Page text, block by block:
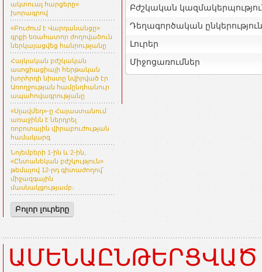
ակտուալ հարցերը»
խորագրով
«Բուժում է Վարդանանցը»
գրքի եռահատոր ժողովածուն
ներկայացվեց հանրությանը
Հայկական բժշկական
ասոցիացիայի հերթական
խորհրդի նիստը նվիրված էր
Առողջության համընդհանուր
ապահովագրությանը
«Սլավմեդ»-ը Հայաստանում
առաջինն է ներդրել
ռոբոտային վիրաբուժության
համակարգ
Նոյեմբերի 1-ին և 2-ին,
«Ընտանեկան բժշկություն»
թեմայով 12-րդ գիտաժողով՝
միջազգային
մասնակցությամբ։
Բոլոր լուրերը
Բժշկական
Դեղագործական
Լուրեր
Միջոցառումներ